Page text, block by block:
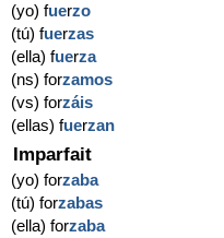
(yo) fuerzo
(tú) fuerzas
(ella) fuerza
(ns) forzamos
(vs) forzáis
(ellas) fuerzan
Imparfait
(yo) forzaba
(tú) forzabas
(ella) forzaba